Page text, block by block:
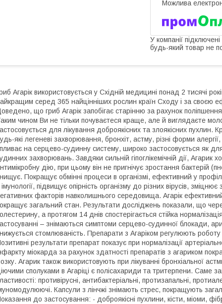
У компанії
будь-який товар не
Агарік використовується у Східній медицині понад 2 тисячі
серед 365 найцінніших рослин країн Сходу і за своєю
що гриб Агарік запобігає старінню за рахунок
чином Ви не тільки почуваєтеся краще, але й виглядаєте
для лікування доброякісних та злоякісних пухлин.
які легеневі захворювання, бронхіт, астму, різні форми
на серцево-судинну систему, широко застосовується як
захворювань. Завдяки сильній гіпоглікемічній дії, Агарик
дію, при цьому він не пригнічує зростання бактерій
Покращує обмінні процеси в організмі, ефективний у
імунології, підвищує опірність організму до різних вірусів,
факторів навколишнього середовища. Агарік
загальний стан. Результати досліджень показали, що
а протягом 14 днів спостерігається стійка
– знімаються симптоми серцево-судинної блокади,
стомлюваність. Препарати з Агаріком регулюють
результати препарат показує при нормалізації
міокарда за рахунок здатності препаратів з агариком
Агарик також використовують при лікуванні бронхіальної
сполуками в Агаріці є полісахариди та тритерпени. Саме
противірусні, антибактеріальні, протизапальні,
Капсули з лінчжі знімають стрес, покращують
до застосування: - доброякісні пухлини, кісти, міоми,